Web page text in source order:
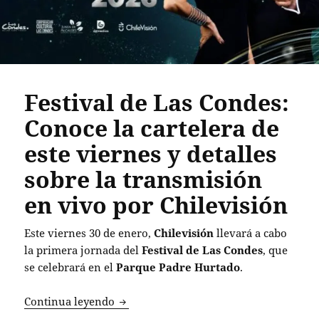
Festival de Las Condes:
Conoce la cartelera de
este viernes y detalles
sobre la transmisión
en vivo por Chilevisión
Este viernes 30 de enero,Chilevisión llevará a cabo
la primera jornada delFestival de Las Condes, que
se celebrará en elParque Padre Hurtado.
Continua leyendo Festival de Las Condes: Conoce la